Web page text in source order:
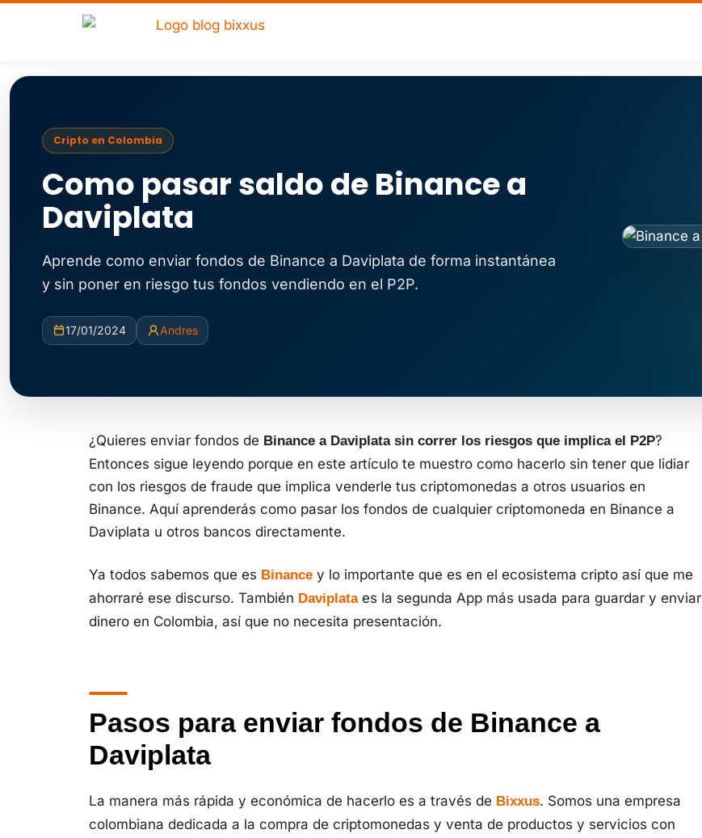
Cripto en Colombia
Como pasar saldo de Binance a
Daviplata
Aprende como enviar fondos de Binance a Daviplata de forma instantánea
y sin poner en riesgo tus fondos vendiendo en el P2P.
17/01/2024 Andres
¿Quieres enviar fondos de Binance a Daviplata sin correr los riesgos que implica el P2P?
Entonces sigue leyendo porque en este artículo te muestro como hacerlo sin tener que lidiar
con los riesgos de fraude que implica venderle tus criptomonedas a otros usuarios en
Binance. Aquí aprenderás como pasar los fondos de cualquier criptomoneda en Binance a
Daviplata u otros bancos directamente.
Ya todos sabemos que es Binance y lo importante que es en el ecosistema cripto así que me
ahorraré ese discurso. También Daviplataes la segunda App más usada para guardar y enviar
dinero en Colombia, así que no necesita presentación.
Pasos para enviar fondos de Binance a
Daviplata
La manera más rápida y económica de hacerlo es a través de Bixxus. Somos una empresa
colombiana dedicada a la compra de criptomonedas y venta de productos y servicios con